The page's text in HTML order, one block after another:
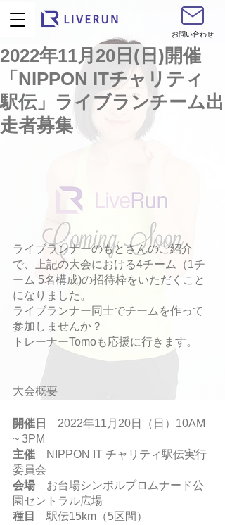
お問い合わせ
2022年11月20日(日)開催
「NIPPON ITチャリティ
駅伝」ライブランチーム出
走者募集
ライブランナーのもとさんのご紹介
で、上記の大会における4チーム（1チ
ーム 5名構成)の招待枠をいただくこと
になりました。
ライブランナー同士でチームを作って
参加しませんか？
トレーナーTomoも応援に行きます。
大会概要
開催日
2022年11月20日（日）10AM
~ 3PM
主催 NIPPON IT チャリティ駅伝実行
委員会
会場 お台場シンボルプロムナード公
園セントラル広場
種目
駅伝15km（5区間）